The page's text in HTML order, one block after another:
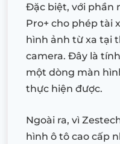
Đặc biệt, với phần
Pro+ cho phép tài
hình ảnh từ xa tại
camera. Đây là
một dòng màn
thực hiện được.
Ngoài ra, vì
hình ô tô cao cấp